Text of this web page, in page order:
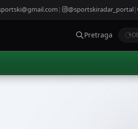
| @sportskiradar_portal|
Pretraga